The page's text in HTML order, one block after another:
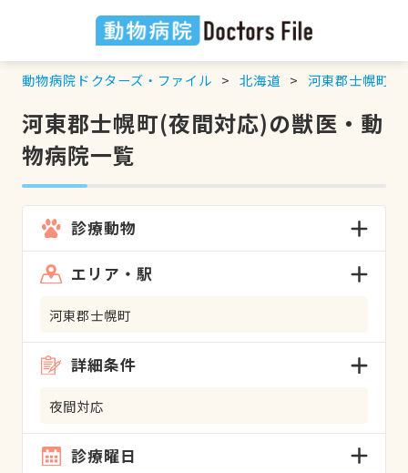
動物病院ドクターズ・ファイル 北海道 河東郡士幌町
河東郡士幌町(夜間対応)の獣医・動
物病院一覧
診療動物
エリア・駅
河東郡士幌町
詳細条件
夜間対応
診療曜日